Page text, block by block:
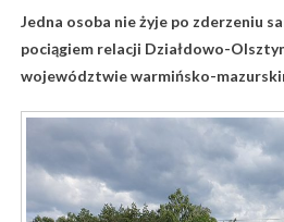
Jedna osoba nie żyje po zderzeniu
pociągiem relacji Działdowo-
województwie warmińsko-